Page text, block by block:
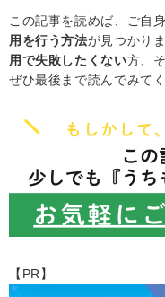
この記事を読めば、ご自
用を行う方法が見つかりま
用で失敗したくない方、
ぜひ最後まで読んでみてく
【PR】